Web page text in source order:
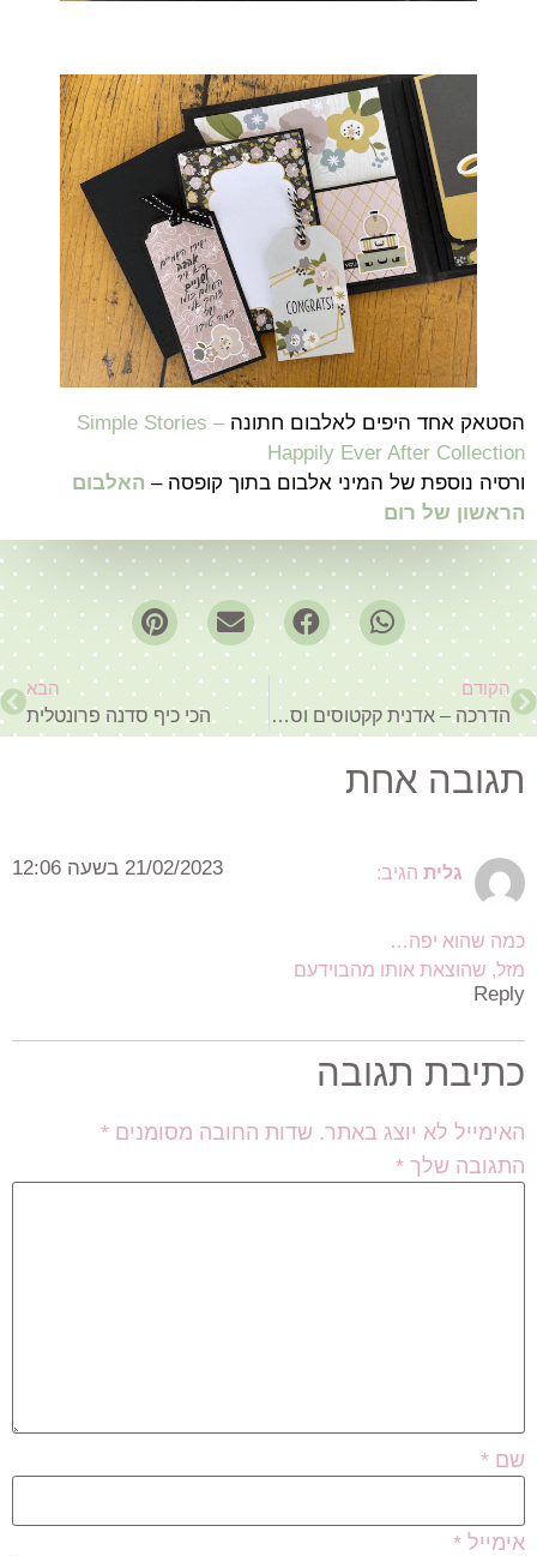
הסטאק אחד היפים לאלבום חתונה Simple Stories –
Happily Ever After Collection
ורסיה נוספת של המיני אלבום בתוך קופסה – האלבום
הראשון של רום
הקודם
הדרכה – אדנית קקטוסים וסוקולנטים עגולה
הבא
הכי כיף סדנה פרונטלית
תגובה אחת
גלית הגיב: 21/02/2023 בשעה 12:06
כמה שהוא יפה…
מזל, שהוצאת אותו מהבוידעם
Reply
כתיבת תגובה
האימייל לא יוצג באתר. שדות החובה מסומנים *
התגובה שלך *
שם *
אימייל *